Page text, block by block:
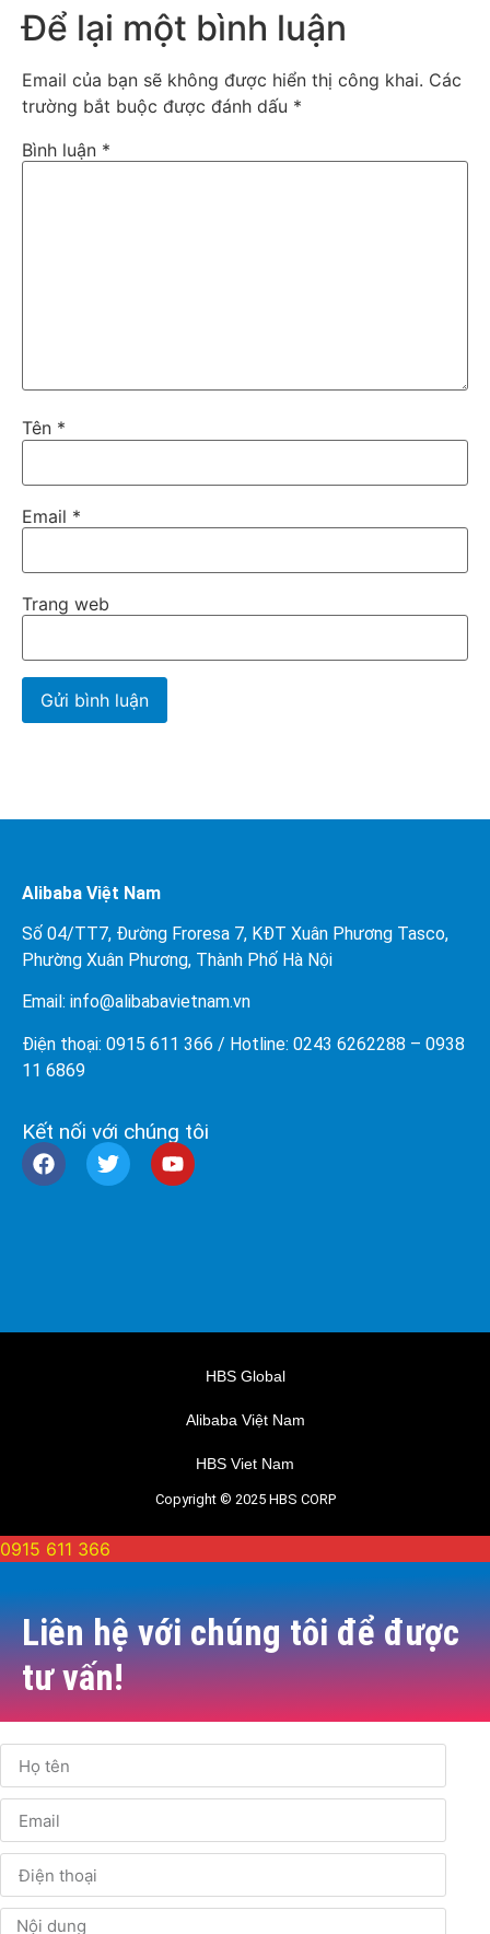
Để lại một bình luận
Email của bạn sẽ không được hiển thị công khai. Các
trường bắt buộc được đánh dấu *
Bình luận *
Tên *
Email *
Trang web
Alibaba Việt Nam
Số 04/TT7, Đường Froresa 7, KĐT Xuân Phương Tasco,
Phường Xuân Phương, Thành Phố Hà Nội
Email: info@alibabavietnam.vn
Điện thoại: 0915 611 366 / Hotline: 0243 6262288 – 0938
11 6869
Kết nối với chúng tôi
HBS Global
Alibaba Việt Nam
HBS Viet Nam
Copyright © 2025 HBS CORP
0915 611 366
Liên hệ với chúng tôi để được
tư vấn!